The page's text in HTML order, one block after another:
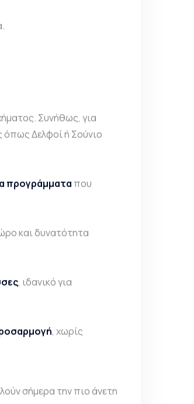
Συνήθως, για
όπως Δελφοί ή Σούνιο
προγράμματα που
και δυνατότητα
, ιδανικό για
, χωρίς
σήμερα την πιο άνετη